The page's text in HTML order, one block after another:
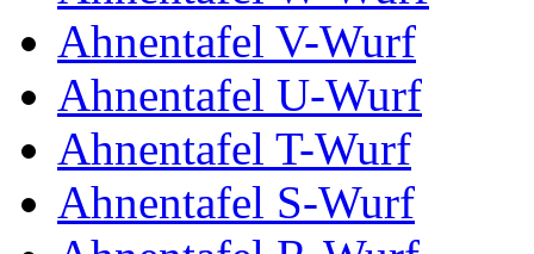
Ahnentafel V-Wurf
Ahnentafel U-Wurf
Ahnentafel T-Wurf
Ahnentafel S-Wurf